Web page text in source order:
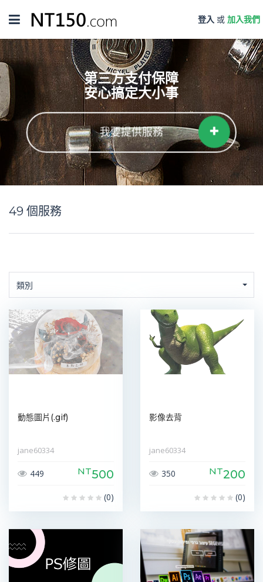
Toggle
navigation
登入 或 加入我們
第三方支付保障
安心搞定大小事
我要提供服務
49 個服務
類別
動態圖片(.gif)
jane60334
449 NT500
(0)
影像去背
jane60334
350 NT200
(0)